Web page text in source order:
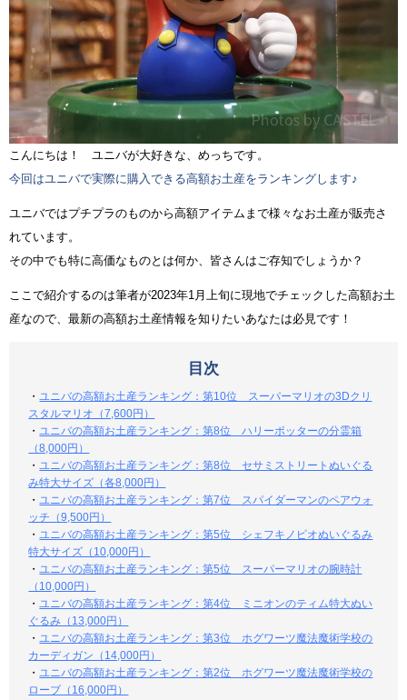
こんにちは！ ユニバが大好きな、めっちです。
今回はユニバで実際に購入できる高額お土産をランキングします♪
ユニバではプチプラのものから高額アイテムまで様々なお土産が販売さ
れています。
その中でも特に高価なものとは何か、皆さんはご存知でしょうか？
ここで紹介するのは筆者が2023年1月上旬に現地でチェックした高額お土
産なので、最新の高額お土産情報を知りたいあなたは必見です！
目次
・ユニバの高額お土産ランキング：第10位 スーパーマリオの3Dクリ
スタルマリオ（7,600円）
・ユニバの高額お土産ランキング：第8位 ハリーポッターの分霊箱
（8,000円）
・ユニバの高額お土産ランキング：第8位 セサミストリートぬいぐる
み特大サイズ（各8,000円）
・ユニバの高額お土産ランキング：第7位 スパイダーマンのペアウォ
ッチ（9,500円）
・ユニバの高額お土産ランキング：第5位 シェフキノピオぬいぐるみ
特大サイズ（10,000円）
・ユニバの高額お土産ランキング：第5位 スーパーマリオの腕時計
（10,000円）
・ユニバの高額お土産ランキング：第4位 ミニオンのティム特大ぬい
ぐるみ（13,000円）
・ユニバの高額お土産ランキング：第3位 ホグワーツ魔法魔術学校の
カーディガン（14,000円）
・ユニバの高額お土産ランキング：第2位 ホグワーツ魔法魔術学校の
ローブ（16,000円）